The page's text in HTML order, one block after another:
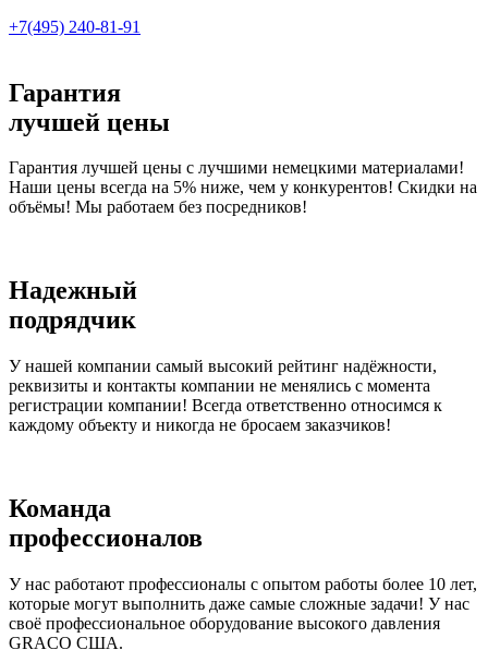
+7(495) 240-81-91
Гарантия
лучшей цены
Гарантия лучшей цены с лучшими немецкими материалами!
Наши цены всегда на 5% ниже, чем у конкурентов! Скидки на
объёмы! Мы работаем без посредников!
Надежный
подрядчик
У нашей компании самый высокий рейтинг надёжности,
реквизиты и контакты компании не менялись с момента
регистрации компании! Всегда ответственно относимся к
каждому объекту и никогда не бросаем заказчиков!
Команда
профессионалов
У нас работают профессионалы с опытом работы более 10 лет,
которые могут выполнить даже самые сложные задачи! У нас
своё профессиональное оборудование высокого давления
GRACO США.